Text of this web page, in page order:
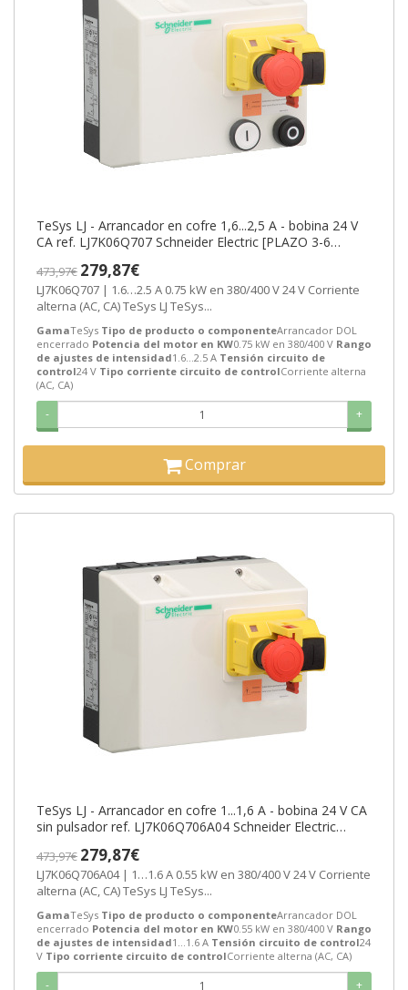
TeSys LJ - Arrancador en cofre 1,6...2,5 A - bobina 24 V
CA ref. LJ7K06Q707 Schneider Electric [PLAZO 3-6
473,97€ 279,87€
LJ7K06Q707 | 1.6…2.5 A 0.75 kW en 380/400 V 24 V Corriente
alterna (AC, CA) TeSys LJ TeSys...
GamaTeSys Tipo de producto o componenteArrancador DOL
encerrado Potencia del motor en KW0.75 kW en 380/400 V Rango
de ajustes de intensidad1.6…2.5 A Tensión circuito de
control24 V Tipo corriente circuito de controlCorriente alterna
(AC, CA)
- +
Comprar
TeSys LJ - Arrancador en cofre 1...1,6 A - bobina 24 V CA
sin pulsador ref. LJ7K06Q706A04 Schneider Electric
473,97€ 279,87€
LJ7K06Q706A04 | 1…1.6 A 0.55 kW en 380/400 V 24 V Corriente
alterna (AC, CA) TeSys LJ TeSys...
GamaTeSys Tipo de producto o componenteArrancador DOL
encerrado Potencia del motor en KW0.55 kW en 380/400 V Rango
de ajustes de intensidad1…1.6 A Tensión circuito de control24
V Tipo corriente circuito de controlCorriente alterna (AC, CA)
- +